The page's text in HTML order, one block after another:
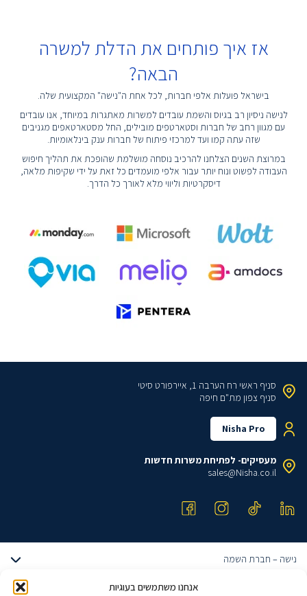
אנחנו משתמשים בעוגיות
אז איך פותחים את הדלת למשרה
הבאה?
בישראל פועלות אלפי חברות, לכל אחת ה"נישה" המקצועית שלה.
לנישה ניסיון רב בגיוס והשמת עובדים למשרות מאתגרות במיוחד, אנו עובדים
עם מגוון רחב של חברות וסטארטפים מובילים, החל מסטארטאפים מגניבים
שזה עתה קמו ועד למרכזי פיתוח של חברות ענק בינלאומיות.
במרוצת השנים הצלחנו להרכיב נוסחה מושלמת שהופכת את תהליך חיפוש
העבודה לפשוט ונוח יותר עבור אלפי מועמדים כל זאת על ידי שקיפות מלאה,
דיסקרטיות וליווי מלא לאורך כל הדרך.
סניף ראשי רח הערבה 1, איירפורט סיטי
סניף צפון מת"ם חיפה
Nisha Pro
מעסיקים- לפתיחת משרות חדשות
sales@Nisha.co.il
נישה – חברת השמה